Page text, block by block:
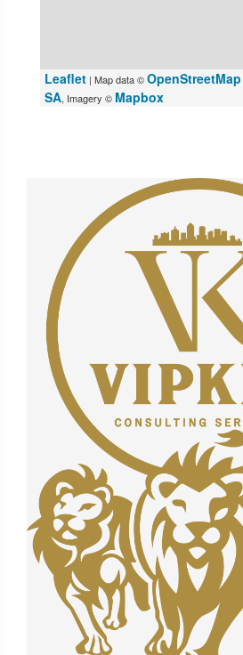
Leaflet | Map data ©OpenStreetMap
SA, Imagery © Mapbox